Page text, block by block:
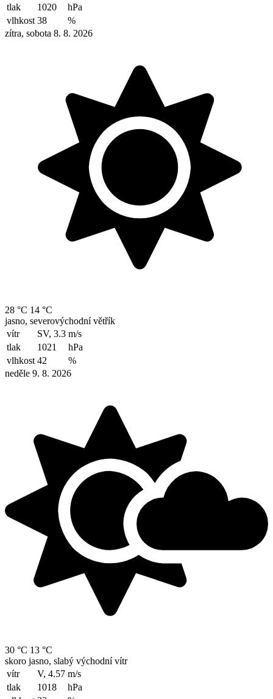
tlak
1020
hPa
vlhkost 38
%
zítra, sobota 8. 8. 2026
28 °C 14 °C
jasno, severovýchodní větřík
vítr
SV, 3.3 m/s
tlak
1021
hPa
vlhkost 42
%
neděle 9. 8. 2026
30 °C 13 °C
skoro jasno, slabý východní vítr
vítr
V, 4.57 m/s
tlak
1018
hPa